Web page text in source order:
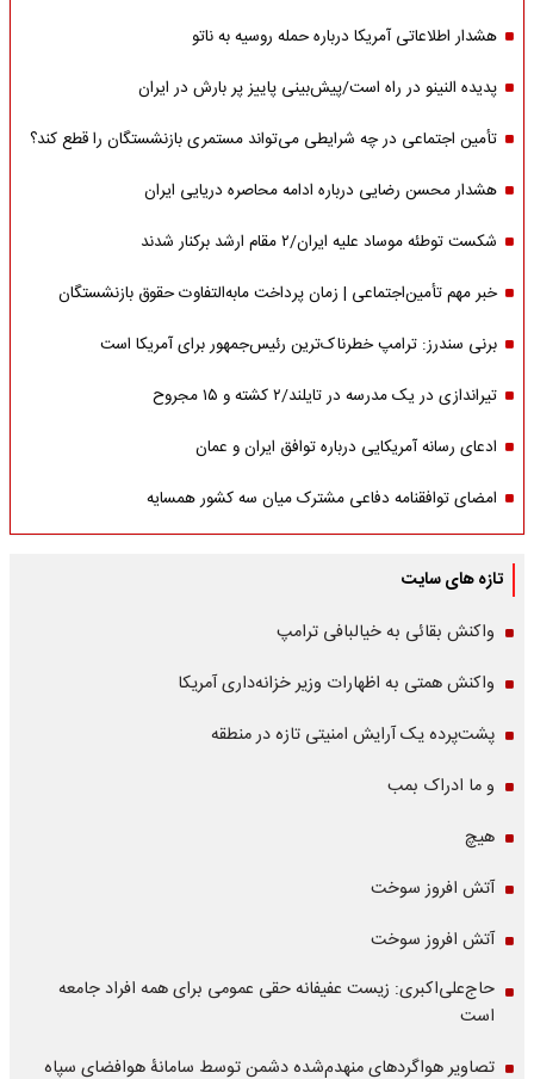
هشدار اطلاعاتی آمریکا درباره حمله روسیه به ناتو
پدیده النینو در راه است/پیش‌بینی پاییز پر بارش در ایران
تأمین اجتماعی در چه شرایطی می‌تواند مستمری بازنشستگان را قطع کند؟
هشدار محسن رضایی درباره ادامه محاصره دریایی ایران
شکست توطئه موساد علیه ایران/۲ مقام‌ ارشد برکنار شدند
خبر مهم تأمین‌اجتماعی | زمان پرداخت مابه‌التفاوت حقوق بازنشستگان
برنی سندرز: ترامپ خطرناک‌ترین رئیس‌جمهور برای آمریکا است
تیراندازی در یک مدرسه در تایلند/۲ کشته و ۱۵ مجروح
ادعای رسانه آمریکایی درباره توافق ایران و عمان
امضای توافقنامه دفاعی مشترک میان سه کشور همسایه
تازه های سایت
واکنش بقائی به خیالبافی ترامپ
واکنش همتی به اظهارات وزیر خزانه‌داری آمریکا
پشت‌پرده یک آرایش امنیتی تازه در منطقه
و ما ادراک بمب
هیچ
آتش افروز سوخت
آتش افروز سوخت
حاج‌علی‌اکبری: زیست عفیفانه حقی عمومی برای همه افراد جامعه
است
تصاویر هواگردهای منهدم‌شده دشمن توسط سامانۀ هوافضای سپاه